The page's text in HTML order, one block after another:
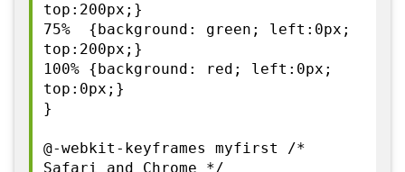
top:200px;}
75% {background: green; left:0px;
top:200px;}
100% {background: red; left:0px;
top:0px;}
}
@-webkit-keyframes myfirst /*
Safari and Chrome */